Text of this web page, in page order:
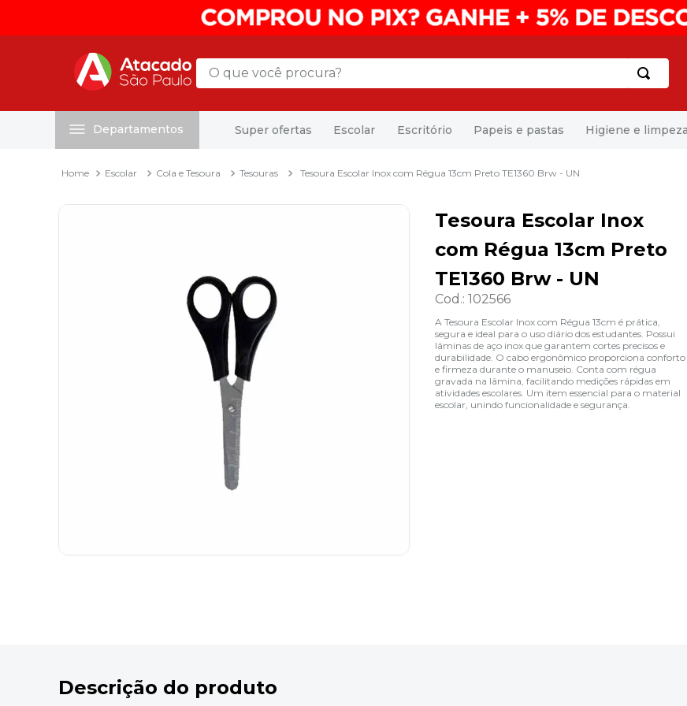
O que você procura?
Departamentos Super ofertas Escolar Escritório Papeis e pastas Higiene e limpeza
Escolar Cola e Tesoura Tesouras Tesoura Escolar Inox com Régua 13cm Preto TE1360 Brw - UN
Tesoura Escolar Inox
com Régua 13cm Preto
TE1360 Brw - UN
Cod.:102566
A Tesoura Escolar Inox com Régua 13cm é prática,
segura e ideal para o uso diário dos estudantes. Possui
lâminas de aço inox que garantem cortes precisos e
durabilidade. O cabo ergonômico proporciona conforto
e firmeza durante o manuseio. Conta com régua
gravada na lâmina, facilitando medições rápidas em
atividades escolares. Um item essencial para o material
escolar, unindo funcionalidade e segurança.
Descrição do produto
mala